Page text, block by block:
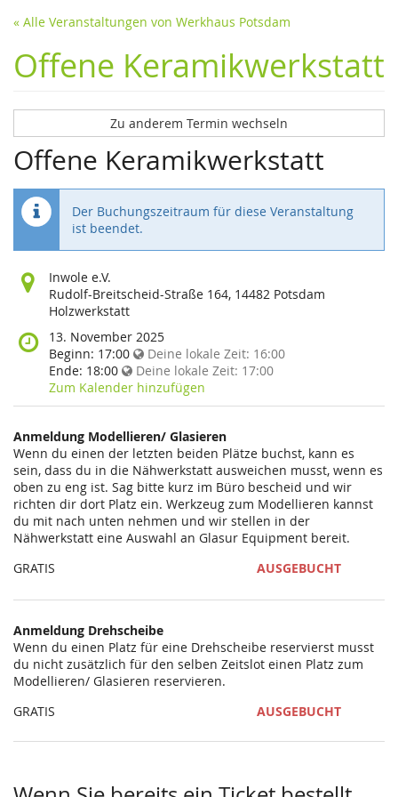
« Alle Veranstaltungen von Werkhaus Potsdam
Offene Keramikwerkstatt
Zu anderem Termin wechseln
Offene Keramikwerkstatt
Der Buchungszeitraum für diese Veranstaltung
ist beendet.
Wo
findet
diese
statt?
Inwole e.V.
Rudolf-Breitscheid-Straße 164, 14482 Potsdam
Holzwerkstatt
Wann
findet
diese
Veranstaltung
statt?
13. November 2025
Beginn: 17:00 Deine lokale Zeit: 16:00
Ende: 18:00 Deine lokale Zeit: 17:00
Zum Kalender hinzufügen
Anmeldung Modellieren/ Glasieren
Wenn du einen der letzten beiden Plätze buchst, kann es
sein, dass du in die Nähwerkstatt ausweichen musst, wenn es
oben zu eng ist. Sag bitte kurz im Büro bescheid und wir
richten dir dort Platz ein. Werkzeug zum Modellieren kannst
du mit nach unten nehmen und wir stellen in der
Nähwerkstatt eine Auswahl an Glasur Equipment bereit.
GRATIS
AUSGEBUCHT
Anmeldung Drehscheibe
Wenn du einen Platz für eine Drehscheibe reservierst musst
du nicht zusätzlich für den selben Zeitslot einen Platz zum
Modellieren/ Glasieren reservieren.
GRATIS
AUSGEBUCHT